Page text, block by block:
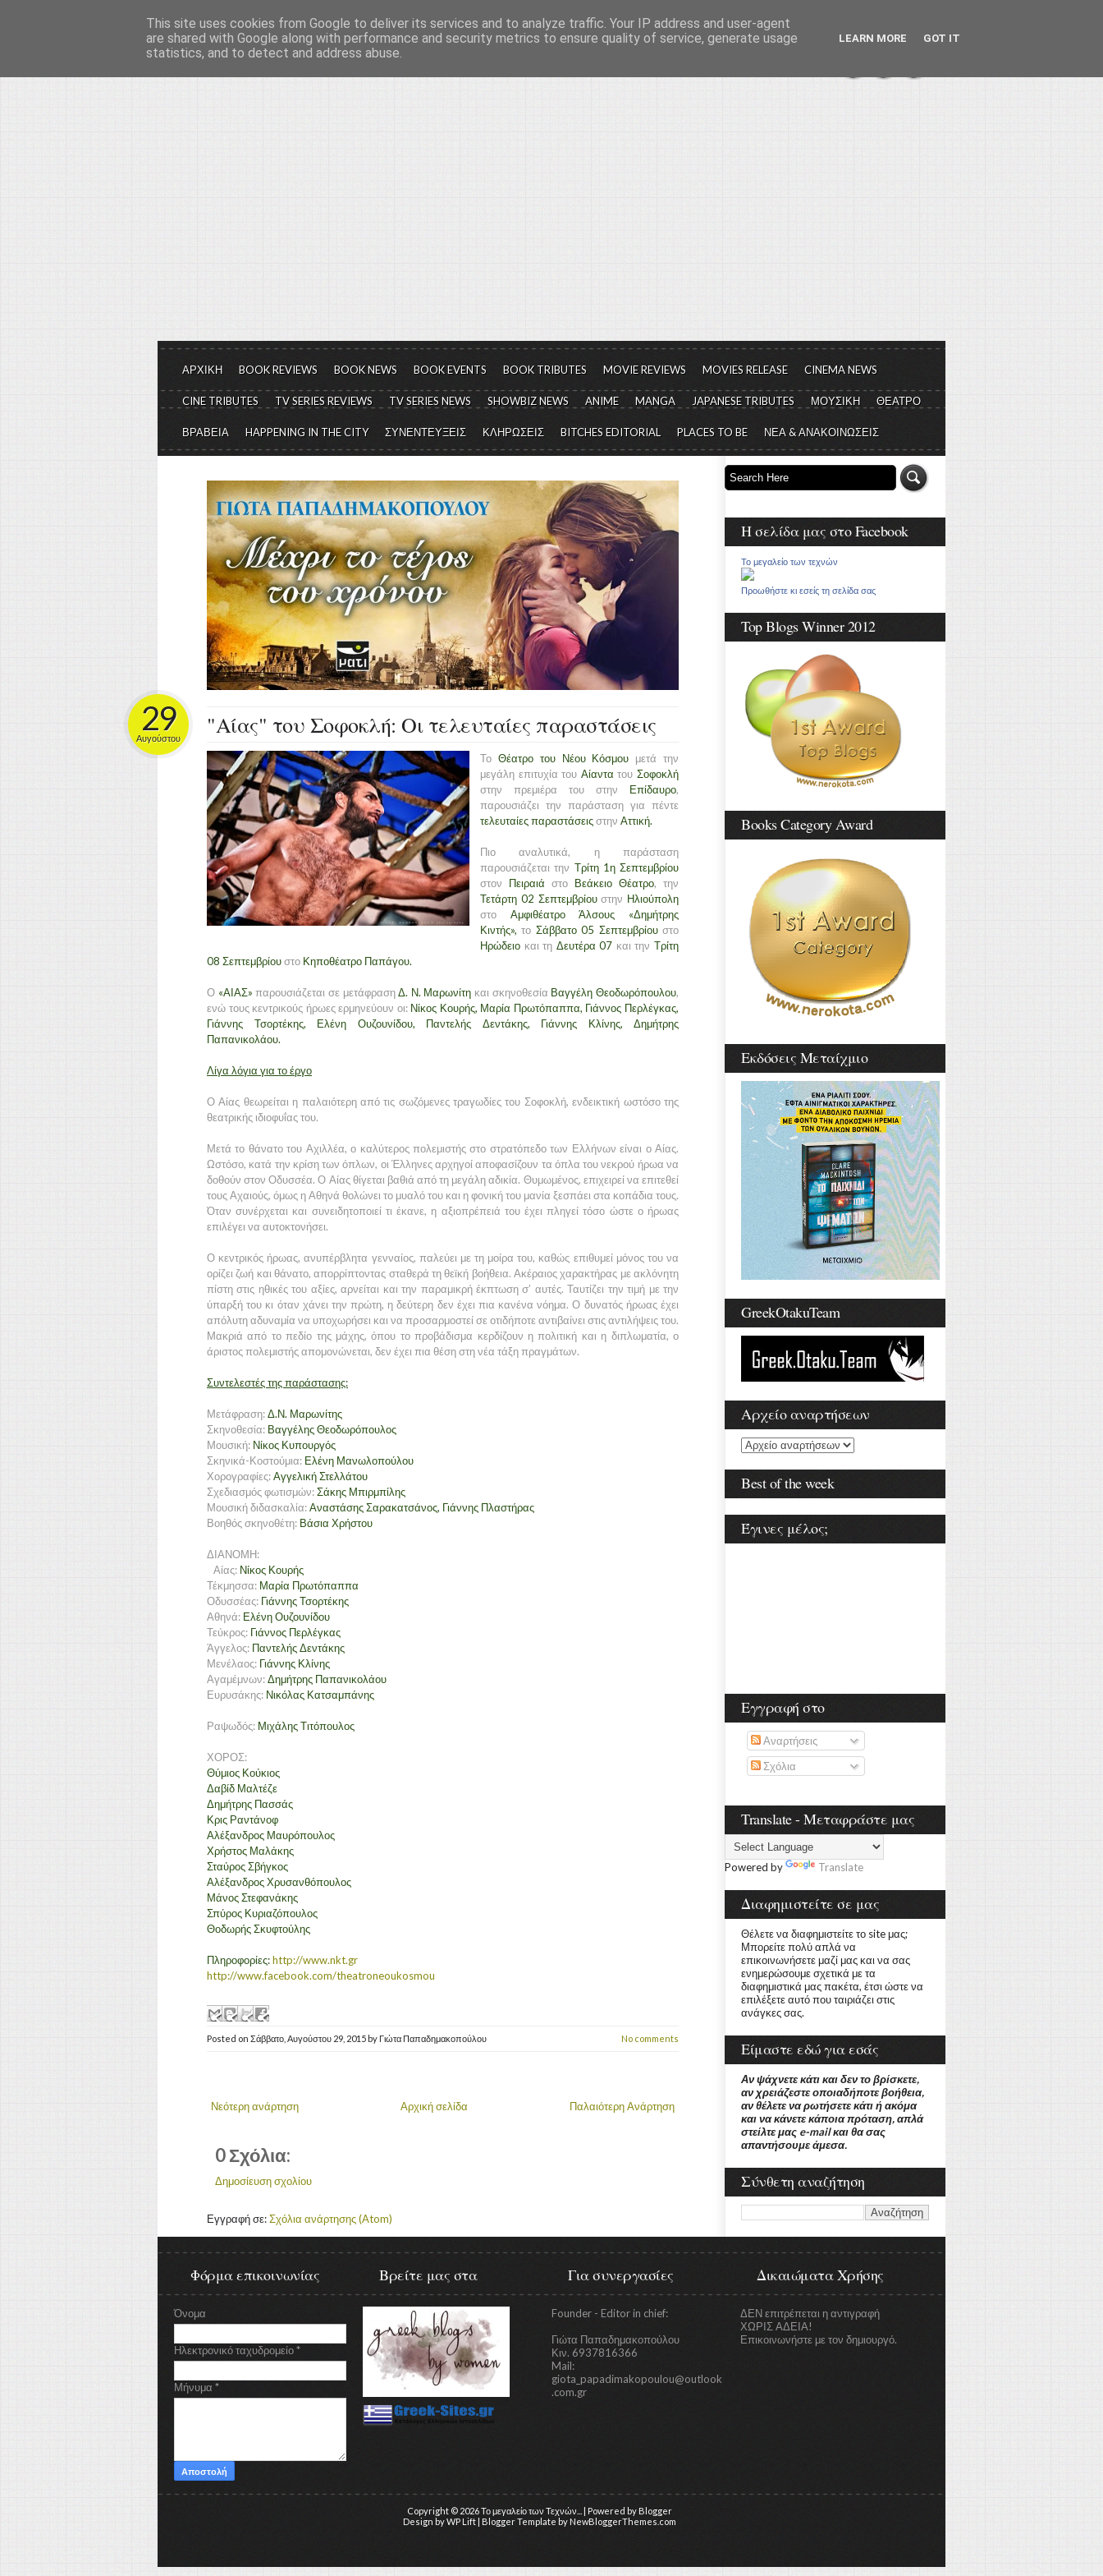
Το μεγαλείο των Τεχνών...
Είμαστε πάντα εδώ για να μιλάμε για τον πολιτισμό, σε κάθε του μορφή και έκταση...
ΑΡΧΙΚΗ BOOK REVIEWS BOOK NEWS BOOK EVENTS BOOK TRIBUTES MOVIE REVIEWS MOVIES RELEASE CINEMA NEWS
CINE TRIBUTES TV SERIES REVIEWS TV SERIES NEWS SHOWBIZ NEWS ANIME MANGA JAPANESE TRIBUTES ΜΟΥΣΙΚΗ ΘΕΑΤΡΟ
ΒΡΑΒΕΙΑ HAPPENING IN THE CITY ΣΥΝΕΝΤΕΥΞΕΙΣ ΚΛΗΡΩΣΕΙΣ BITCHES EDITORIAL PLACES TO BE ΝΕΑ & ΑΝΑΚΟΙΝΩΣΕΙΣ
"Αίας" του Σοφοκλή: Οι τελευταίες παραστάσεις
29
Αυγούστου
Το Θέατρο του Νέου Κόσμου μετά την
μεγάλη επιτυχία του Αίαντα του Σοφοκλή
στην πρεμιέρα του στην
Επίδαυρο,
παρουσιάζει την παράσταση για πέντε
τελευταίες παραστάσειςστην Αττική.
Πιο αναλυτικά, η παράσταση
παρουσιάζεται την Τρίτη 1η Σεπτεμβρίου
στον Πειραιά στο Βεάκειο Θέατρο, την
Τετάρτη 02 Σεπτεμβρίουστην Ηλιούπολη
στο Αμφιθέατρο Άλσους «Δημήτρης
Κιντής», το Σάββατο 05 Σεπτεμβρίουστο
Ηρώδειο και τη Δευτέρα 07 και τηνΤρίτη
08 Σεπτεμβρίουστο Κηποθέατρο Παπάγου.
Ο «ΑΙΑΣ» παρουσιάζεται σε μετάφρασηΔ. Ν. Μαρωνίτη και σκηνοθεσία Βαγγέλη Θεοδωρόπουλου,
ενώ τους κεντρικούς ήρωες ερμηνεύουν οι: Νίκος Κουρής, Μαρία Πρωτόπαππα, Γιάννος Περλέγκας,
Γιάννης Τσορτέκης, Ελένη Ουζουνίδου, Παντελής Δεντάκης, Γιάννης Κλίνης, Δημήτρης
Παπανικολάου.
Λίγα λόγια για το έργο
Ο Αίας θεωρείται η παλαιότερη από τις σωζόμενες τραγωδίες του Σοφοκλή, ενδεικτική ωστόσο της
θεατρικής ιδιοφυΐας του.
Μετά το θάνατο του Αχιλλέα, ο καλύτερος πολεμιστής στο στρατόπεδο των Ελλήνων είναι ο Αίας.
Ωστόσο, κατά την κρίση των όπλων, οι Έλληνες αρχηγοί αποφασίζουν τα όπλα του νεκρού ήρωα να
δοθούν στον Οδυσσέα. Ο Αίας θίγεται βαθιά από τη μεγάλη αδικία. Θυμωμένος, επιχειρεί να επιτεθεί
τους Αχαιούς, όμως η Αθηνά θολώνει το μυαλό του και η φονική του μανία ξεσπάει στα κοπάδια τους.
Όταν συνέρχεται και συνειδητοποιεί τι έκανε, η αξιοπρέπειά του έχει πληγεί τόσο ώστε ο ήρωας
επιλέγει να αυτοκτονήσει.
Ο κεντρικός ήρωας, ανυπέρβλητα γενναίος, παλεύει με τη μοίρα του, καθώς επιθυμεί μόνος του να
ορίζει ζωή και θάνατο, απορρίπτοντας σταθερά τη θεϊκή βοήθεια. Ακέραιος χαρακτήρας με ακλόνητη
πίστη στις ηθικές του αξίες, αρνείται και την παραμικρή έκπτωση σ’ αυτές. Ταυτίζει την τιμή με την
ύπαρξή του κι όταν χάνει την πρώτη, η δεύτερη δεν έχει πια κανένα νόημα. Ο δυνατός ήρωας έχει
απόλυτη αδυναμία να υποχωρήσει και να προσαρμοστεί σε οτιδήποτε αντιβαίνει στις αντιλήψεις του.
Μακριά από το πεδίο της μάχης, όπου το προβάδισμα κερδίζουν η πολιτική και η διπλωματία, ο
άριστος πολεμιστής απομονώνεται, δεν έχει πια θέση στη νέα τάξη πραγμάτων.
Συντελεστές της παράστασης:
Μετάφραση:Δ.Ν. Μαρωνίτης
Σκηνοθεσία: Βαγγέλης Θεοδωρόπουλος
Μουσική: Νίκος Κυπουργός
Σκηνικά-Κοστούμια: Ελένη Μανωλοπούλου
Χορογραφίες:Αγγελική Στελλάτου
Σχεδιασμός φωτισμών:Σάκης Μπιρμπίλης
Μουσική διδασκαλία:Αναστάσης Σαρακατσάνος, Γιάννης Πλαστήρας
Βοηθός σκηνοθέτη: Βάσια Χρήστου
ΔΙΑΝΟΜΗ:
Αίας: Νίκος Κουρής
Τέκμησσα: Μαρία Πρωτόπαππα
Οδυσσέας: Γιάννης Τσορτέκης
Αθηνά: Ελένη Ουζουνίδου
Τεύκρος: Γιάννος Περλέγκας
Άγγελος: Παντελής Δεντάκης
Μενέλαος: Γιάννης Κλίνης
Αγαμέμνων:Δημήτρης Παπανικολάου
Ευρυσάκης: Νικόλας Κατσαμπάνης
Ραψωδός: Μιχάλης Τιτόπουλος
ΧΟΡΟΣ:
Θύμιος Κούκιος
Δαβίδ Μαλτέζε
Δημήτρης Πασσάς
Κρις Ραντάνοφ
Αλέξανδρος Μαυρόπουλος
Χρήστος Μαλάκης
Σταύρος Σβήγκος
Αλέξανδρος Χρυσανθόπουλος
Μάνος Στεφανάκης
Σπύρος Κυριαζόπουλος
Θοδωρής Σκυφτούλης
Πληροφορίες:http://www.nkt.gr
http://www.facebook.com/theatroneoukosmou
Posted on Σάββατο, Αυγούστου 29, 2015 by Γιώτα Παπαδημακοπούλου No comments
Νεότερη ανάρτηση Παλαιότερη Ανάρτηση
Αρχική σελίδα
0 Σχόλια:
Δημοσίευση σχολίου
Εγγραφή σε:Σχόλια ανάρτησης (Atom)
Η σελίδα μας στο Facebook
Το μεγαλείο των τεχνών
Προωθήστε κι εσείς τη σελίδα σας
Top Blogs Winner 2012
Books Category Award
Εκδόσεις Μεταίχμιο
GreekOtakuTeam
Αρχείο αναρτήσεων
Best of the week
Έγινες μέλος;
Εγγραφή στο
Αναρτήσεις
Σχόλια
Translate - Μεταφράστε μας
Powered by Translate
Διαφημιστείτε σε μας
Θέλετε να διαφημιστείτε το site μας;
Μπορείτε πολύ απλά να
επικοινωνήσετε μαζί μας και να σας
ενημερώσουμε σχετικά με τα
διαφημιστικά μας πακέτα, έτσι ώστε να
επιλέξετε αυτό που ταιριάζει στις
ανάγκες σας.
Είμαστε εδώ για εσάς
Αν ψάχνετε κάτι και δεν το βρίσκετε,
αν χρειάζεστε οποιαδήποτε βοήθεια,
αν θέλετε να ρωτήσετε κάτι ή ακόμα
και να κάνετε κάποια πρόταση, απλά
στείλτε μας e-mail και θα σας
απαντήσουμε άμεσα.
Σύνθετη αναζήτηση
Φόρμα επικοινωνίας
Όνομα
Ηλεκτρονικό ταχυδρομείο*
Μήνυμα *
Βρείτε μας στα Για συνεργασίες
Founder - Editor in chief:
Γιώτα Παπαδημακοπούλου
Κιν. 6937816366
Mail:
giota_papadimakopoulou@outlook
.com.gr
Δικαιώματα Χρήσης
ΔΕΝ επιτρέπεται η αντιγραφή
ΧΩΡΙΣ ΑΔΕΙΑ!
Επικοινωνήστε με τον δημιουργό.
Copyright © 2026Το μεγαλείο των Τεχνών... | Powered byBlogger
Design byWP Lift| Blogger Template byNewBloggerThemes.com
This site uses cookies from Google to deliver its services and to analyze traffic. Your IP address and user-agent
are shared with Google along with performance and security metrics to ensure quality of service, generate usage
statistics, and to detect and address abuse.
LEARN MORE GOT IT